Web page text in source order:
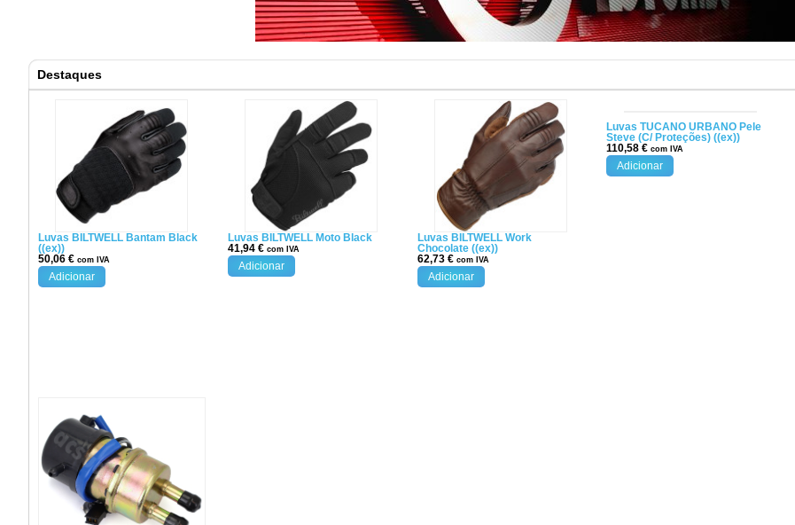
Destaques
Luvas BILTWELL Bantam Black
((ex))
50,06 € com IVA
Adicionar
Luvas BILTWELL Moto Black
41,94 € com IVA
Adicionar
Luvas BILTWELL Work
Chocolate ((ex))
62,73 € com IVA
Adicionar
Luvas TUCANO URBANO Pele
Steve (C/ Proteções) ((ex))
110,58€ com IVA
Adicionar